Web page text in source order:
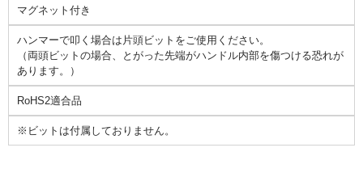
マグネット付き
ハンマーで叩く場合は片頭ビットをご使用ください。
（両頭ビットの場合、とがった先端がハンドル内部を傷つける恐れが
あります。）
RoHS2適合品
※ビットは付属しておりません。